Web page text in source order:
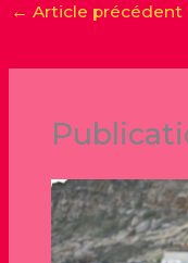
← Article précédent